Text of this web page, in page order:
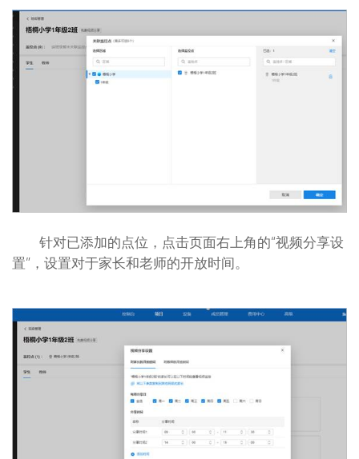
针对已添加的点位，点击页面右上角的“视频分享设
置”，设置对于家长和老师的开放时间。